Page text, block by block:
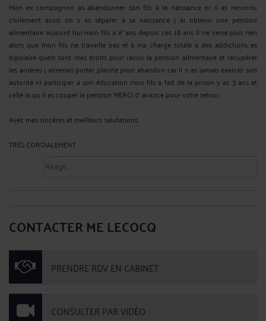
Mon ex compagnon as abandonner son fils à la naissance or il as reconnu
civilement aussi on s es séparer à sa naissance j ai obtenu une pension
alimentaire aujourd hui mon fils a é" ans depuis ces 18 ans il ne verse plus rien
alors que mon fils ne travaille pas et à ma charge totale a des addictions es
bipolaire quels sont mes droits pour ravoir la pension alimentaire et récupérer
les arrières j aimerais porter plainte pour abandon car il n as jamais exercer son
autorité ni participer à son éducation mon fils a fait de la prison y as 3 ans et
celle la qu il as couper la pension MERCI d' avance pour votre retour.
Avec mes sincéres et meilleurs salutations.
TRES CORDIALEMENT
CONTACTER ME LECOCQ
PRENDRE RDV EN CABINET
CONSULTER PAR VIDÉO